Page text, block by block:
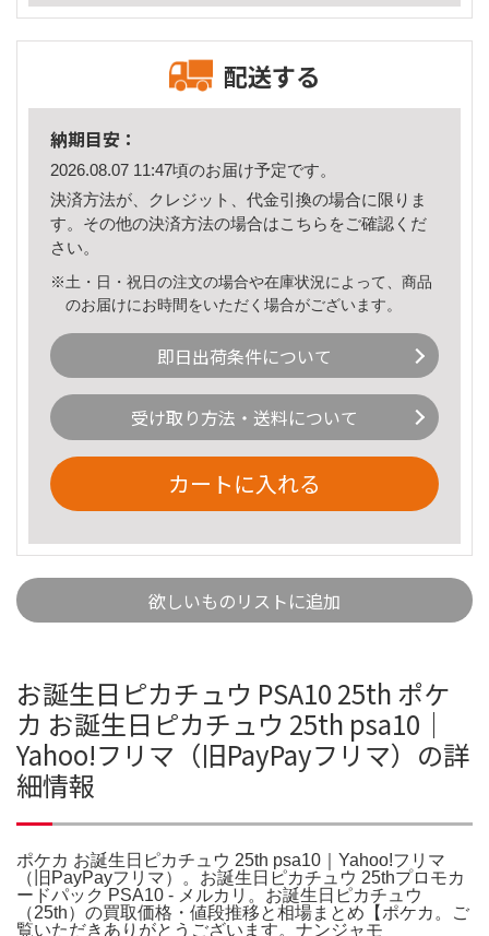
配送する
納期目安：
2026.08.07 11:47頃のお届け予定です。
決済方法が、クレジット、代金引換の場合に限りま
す。その他の決済方法の場合はこちら をご確認くだ
さい。
※土・日・祝日の注文の場合や在庫状況によって、商品
のお届けにお時間をいただく場合がございます。
即日出荷条件について
受け取り方法・送料について
カートに入れる
欲しいものリストに追加
お誕生日ピカチュウ PSA10 25th ポケ
カ お誕生日ピカチュウ 25th psa10｜
Yahoo!フリマ（旧PayPayフリマ）の詳
細情報
ポケカ お誕生日ピカチュウ 25th psa10｜Yahoo!フリマ
（旧PayPayフリマ）。お誕生日ピカチュウ 25thプロモカ
ードパック PSA10 - メルカリ。お誕生日ピカチュウ
（25th）の買取価格・値段推移と相場まとめ【ポケカ。ご
覧いただきありがとうございます。ナンジャモ